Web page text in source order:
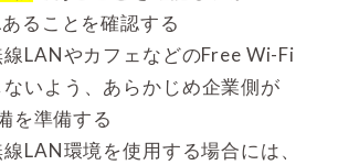
ることを確認する
LANやカフェなどのFree Wi-Fi
ないよう、あらかじめ企業側が
を準備する
LAN環境を使用する場合には、